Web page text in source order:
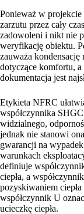
Ponieważ w projekcie
zarzutu przez cały
zadowoleni i nikt nie
weryfikację obiektu.
zauważa
dotyczące komfortu,
dokumentacja jest
Etykieta NFRC
współczynnika
widzialnego,
jednak nie stanowi
gwarancji na
warunkach
definiuje
ciepła, a
pozyskiwaniem
współczynnik U
ucieczkę ciepła.